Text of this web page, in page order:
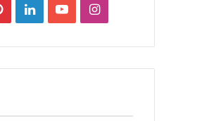
PinterestLinkedInYouTubeInstagram